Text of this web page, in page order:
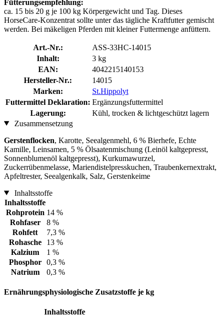
Fütterungsempfehlung:
ca. 15 bis 20 g je 100 kg Körpergewicht und Tag. Dieses
HorseCare-Konzentrat sollte unter das tägliche Kraftfutter gemischt
werden. Bei mäkeligen Pferden mit kleiner Futtermenge anfüttern.
Art.-Nr.:
ASS-33HC-14015
Inhalt:
3 kg
EAN:
4042215140153
Hersteller-Nr.:
14015
Marken:
St.Hippolyt
Futtermittel Deklaration: Ergänzungsfuttermittel
Lagerung:
Kühl, trocken & lichtgeschützt lagern
Zusammensetzung
Gerstenflocken, Karotte, Seealgenmehl, 6 % Bierhefe, Echte
Kamille, Leinsamen, 5 % Ölsaatenmischung (Leinöl kaltgepresst,
Sonnenblumenöl kaltgepresst), Kurkumawurzel,
Zuckerrübenmelasse, Mariendistelpresskuchen, Traubenkernextrakt,
Apfeltrester, Seealgenkalk, Salz, Gerstenkeime
Inhaltsstoffe
Inhaltsstoffe
Rohprotein 14 %
Rohfaser
8 %
Rohfett
7,3 %
Rohasche
13 %
Kalzium
1 %
Phosphor
0,3 %
Natrium
0,3 %
Ernährungsphysiologische Zusatzstoffe je kg
Inhaltsstoffe